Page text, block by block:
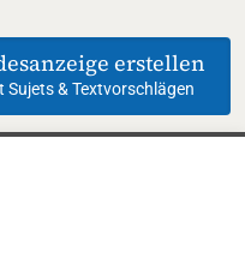
erstellen
Sujets & Textvorschlägen